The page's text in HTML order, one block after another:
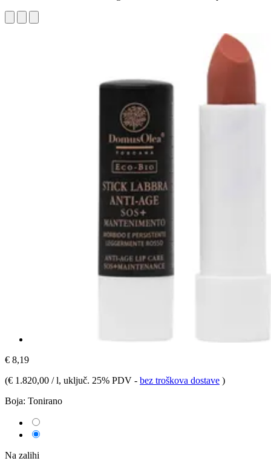
€ 8,19
(€ 1.820,00 / l, uključ. 25% PDV - bez troškova dostave )
Boja: Tonirano
Na zalihi